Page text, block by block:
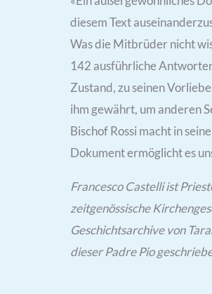
diesem Text
Was die Mitbrüder nicht
142 ausführliche
Zustand, zu seinen
ihm gewährt, um anderen
Bischof Rossi macht in
Dokument ermöglicht es
Francesco Castelli ist
zeitgenössische
Geschichtsarchive von
dieser Padre Pio